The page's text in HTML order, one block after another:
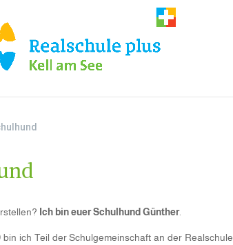
Ich bin euer Schulhund Günther.
bin ich Teil der Schulgemeinschaft an der